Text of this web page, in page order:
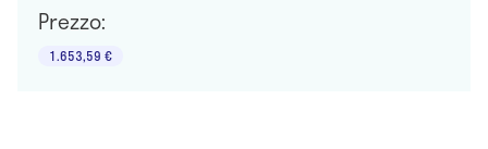
Prezzo:
1.653,59 €